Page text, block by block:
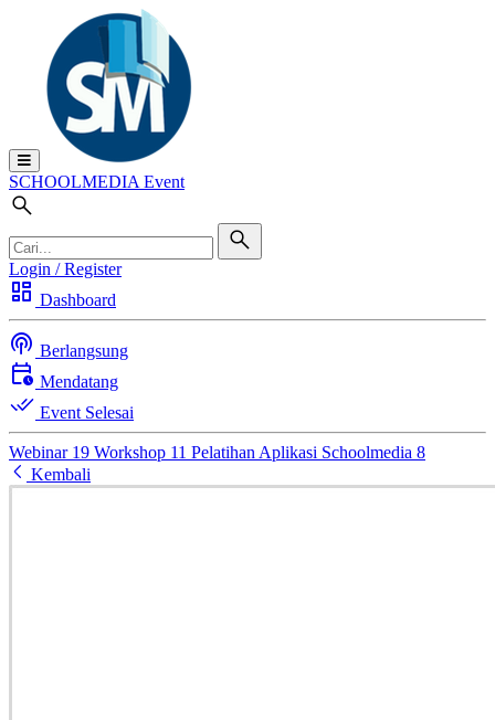
SCHOOLMEDIA Event
Login / Register
dashboard Dashboard
podcasts Berlangsung
calendar_clock Mendatang
done_all Event Selesai
Webinar 19 Workshop 11 Pelatihan Aplikasi Schoolmedia 8
arrow_back_ios_new Kembali